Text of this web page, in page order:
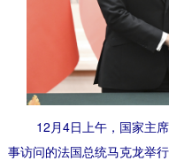
12月4日上午，国家主
事访问的法国总统马克龙举